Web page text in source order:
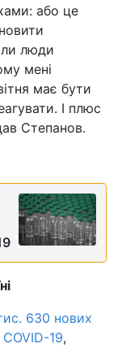
або це
люди
мені
має бути
І плюс
Степанов.
630 нових
19,